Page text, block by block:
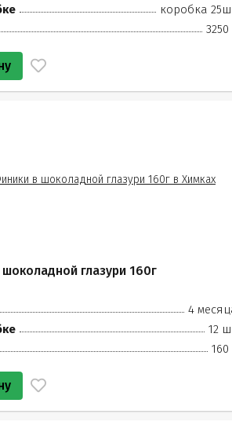
коробка
3250
глазури 160г
4
12
160